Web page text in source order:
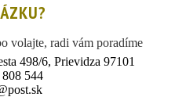
volajte, radi vám poradíme
498/6, Prievidza 97101
544